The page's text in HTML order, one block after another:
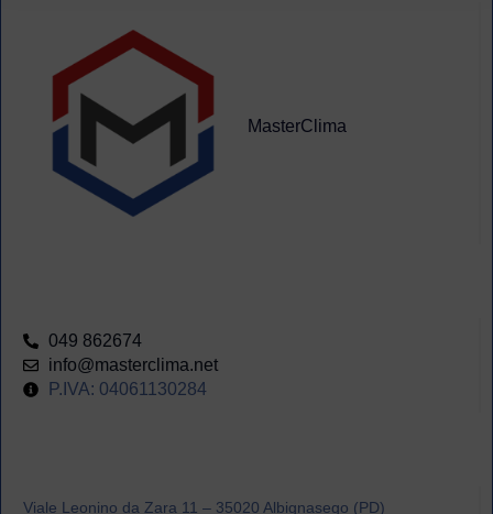
MasterClima
049 862674
info@masterclima.net
P.IVA: 04061130284
Viale Leonino da Zara 11 – 35020 Albignasego (PD)